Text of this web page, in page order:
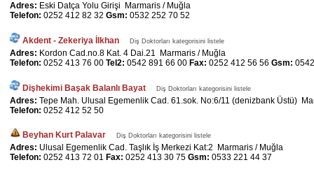
Adres: Eski Datça Yolu Girişi Marmaris / Muğla
Telefon: 0252 412 82 32 Gsm: 0532 252 70 52
Akdent - Zekeriya İlkhan Diş Doktorları kategorisini listele
Adres: Kordon Cad.no.8 Kat. 4 Dai.21 Marmaris / Muğla
Telefon: 0252 413 76 00 Tel2: 0542 891 66 00 Fax: 0252 412 56 56 Gsm:
Dişhekimi Başak Balanlı Bayat Diş Doktorları kategorisini listele
Adres: Tepe Mah. Ulusal Egemenlik Cad. 61.sok. No:6/11 (denizbank Üstü)
Telefon: 0252 412 52 50
Beyhan Kurt Palavar Diş Doktorları kategorisini listele
Adres: Ulusal Egemenlik Cad. Taşlık İş Merkezi Kat:2 Marmaris / Muğla
Telefon: 0252 413 72 01 Fax: 0252 413 30 75 Gsm: 0533 221 44 37